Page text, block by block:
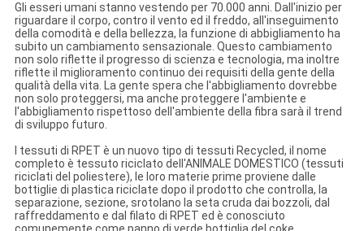
Gli esseri umani stanno vestendo per 70.000 anni. Dall'inizio per
riguardare il corpo, contro il vento ed il freddo, all'inseguimento
della comodità e della bellezza, la funzione di abbigliamento ha
subito un cambiamento sensazionale. Questo cambiamento
non solo riflette il progresso di scienza e tecnologia, ma inoltre
riflette il miglioramento continuo dei requisiti della gente della
qualità della vita. La gente spera che l'abbigliamento dovrebbe
non solo proteggersi, ma anche proteggere l'ambiente e
l'abbigliamento rispettoso dell'ambiente della fibra sarà il trend
di sviluppo futuro.
I tessuti di RPET è un nuovo tipo di tessuti Recycled, il nome
completo è tessuto riciclato dell'ANIMALE DOMESTICO (tessuti
riciclati del poliestere), le loro materie prime proviene dalle
bottiglie di plastica riciclate dopo il prodotto che controlla, la
separazione, sezione, srotolano la seta cruda dai bozzoli, dal
raffreddamento e dal filato di RPET ed è conosciuto